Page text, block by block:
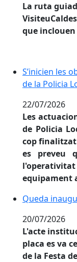
La ruta
que
S’inicien les
S’inicien les
de la Policia
22/07/2026
Les
de Policia
cop
es preveu
equipament
Queda
Queda
20/07/2026
L'acte
placa es va
de la Festa